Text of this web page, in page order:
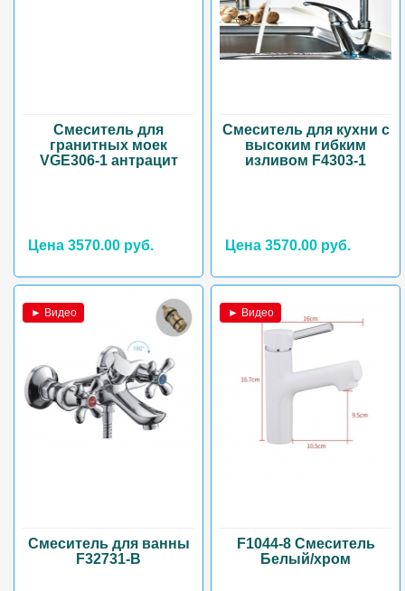
Смеситель для
гранитных моек
VGE306-1 антрацит
Цена 3570.00 руб.
Смеситель для кухни с
высоким гибким
изливом F4303-1
Цена 3570.00 руб.
► Видео
Смеситель для ванны
F32731-B
► Видео
F1044-8 Смеситель
Белый/хром